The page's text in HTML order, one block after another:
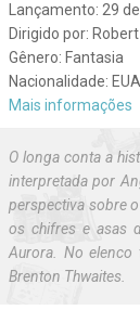
Lançamento: 29
Dirigido por:
Gênero: Fantasia
Nacionalidade: EUA
Mais informações
O longa conta a
interpretada por
perspectiva sobre
os chifres e asas
Aurora. No elenco
Brenton Thwaites.